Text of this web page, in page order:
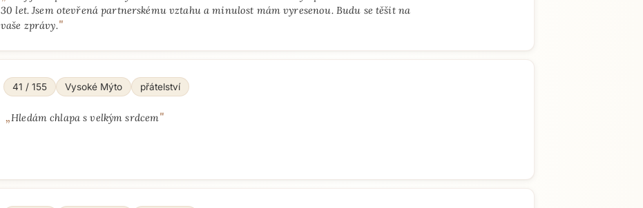
30 let. Jsem otevřená partnerskému vztahu a minulost mám vyresenou. Budu se těšit na
vaše zprávy."
41 / 155 Vysoké Mýto přátelství
„Hledám chlapa s velkým srdcem"